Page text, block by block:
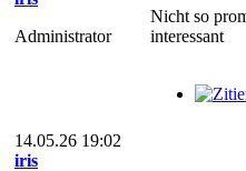
Administrator
Nicht so
interessant
14.05.26 19:02
iris